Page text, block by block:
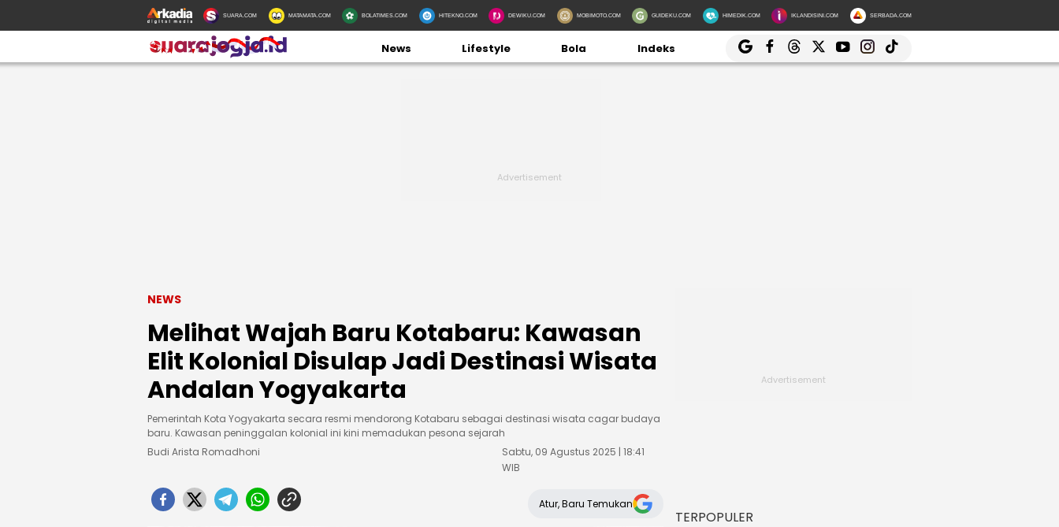
SUARA.COM MATAMATA.COM BOLATIMES.COM HITEKNO.COM DEWIKU.COM MOBIMOTO.COM GUIDEKU.COM HIMEDIK.COM IKLANDISINI.COM SERBADA.COM
News Lifestyle Bola Indeks
NEWS
Melihat Wajah Baru Kotabaru: Kawasan
Elit Kolonial Disulap Jadi Destinasi Wisata
Andalan Yogyakarta
Pemerintah Kota Yogyakarta secara resmi mendorong Kotabaru sebagai destinasi wisata cagar budaya
baru. Kawasan peninggalan kolonial ini kini memadukan pesona sejarah
Budi Arista Romadhoni
Sabtu, 09 Agustus 2025 | 18:41
WIB
Atur, Baru Temukan
TERPOPULER